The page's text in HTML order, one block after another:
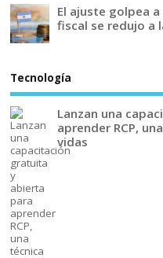
El ajuste golpea
fiscal se redujo a
Tecnología
Lanzan una
aprender RCP,
vidas